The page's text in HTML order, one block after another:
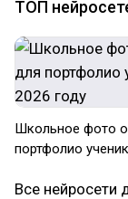
ТОП
Школьное фото
портфолио
Все нейросети